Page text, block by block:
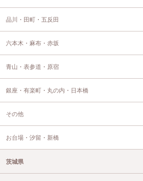
品川・田町・五反田
六本木・麻布・赤坂
青山・表参道・原宿
銀座・有楽町・丸の内・日本橋
その他
お台場・汐留・新橋
茨城県